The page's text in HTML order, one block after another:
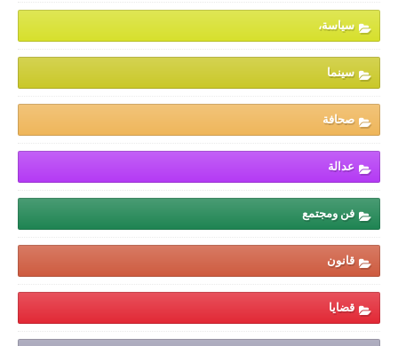
سياسة،
سينما
صحافة
عدالة
فن ومجتمع
قانون
قضايا